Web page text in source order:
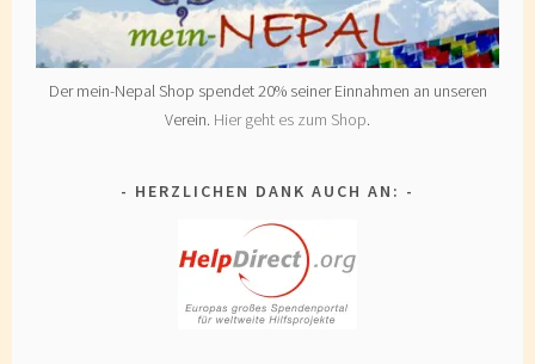
Der mein-Nepal Shop spendet 20% seiner Einnahmen an unseren
Verein. Hier geht es zum Shop.
HERZLICHEN DANK AUCH AN: